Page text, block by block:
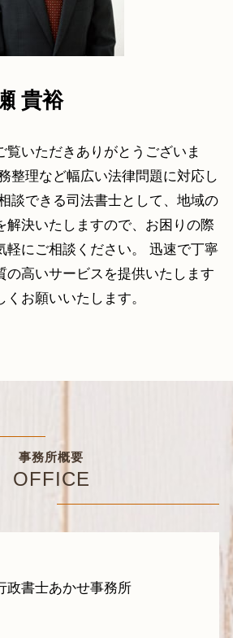
広島市 司法書士
司法書士
市 相談
司法書士
貴裕
覧いただきありがとうございま
整理など幅広い法律問題に対応し
談できる司法書士として、地域の
解決いたしますので、お困りの際
軽にご相談ください。 迅速で丁寧
の高いサービスを提供いたします
お願いいたします。
事務所概要
OFFICE
政書士あかせ事務所